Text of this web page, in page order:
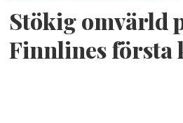
Stökig omvärld
Finnlines första